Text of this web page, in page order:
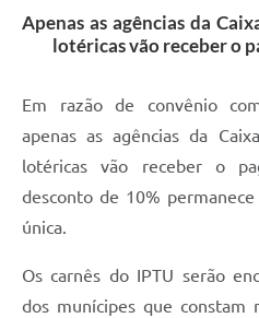
Audiências Públicas
Carta de Serviços
Galeria de Vídeos
Projetos
Participe mais
Apenas as agências da
lotéricas vão receber o
Em razão de convênio
apenas as agências da
lotéricas vão receber o
desconto de 10%
única.
Os carnês do IPTU serão
dos munícipes que constam